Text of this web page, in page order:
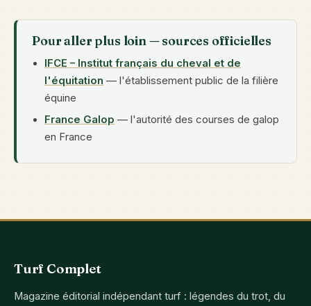
Pour aller plus loin — sources officielles
IFCE – Institut français du cheval et de
l'équitation — l'établissement public de la filière
équine
France Galop — l'autorité des courses de galop
en France
Turf Complet
Magazine éditorial indépendant turf : légendes du trot, du